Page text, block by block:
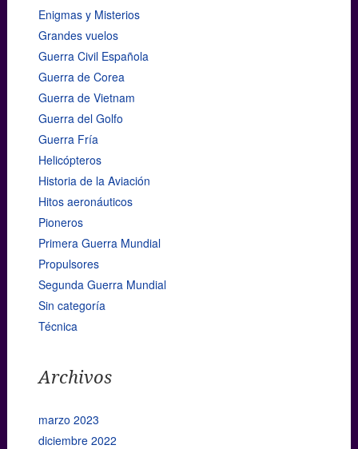
Enigmas y Misterios
Grandes vuelos
Guerra Civil Española
Guerra de Corea
Guerra de Vietnam
Guerra del Golfo
Guerra Fría
Helicópteros
Historia de la Aviación
Hitos aeronáuticos
Pioneros
Primera Guerra Mundial
Propulsores
Segunda Guerra Mundial
Sin categoría
Técnica
Archivos
marzo 2023
diciembre 2022